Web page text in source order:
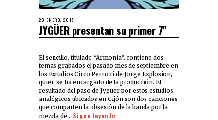
20 ENERO, 2015
JYGÜER presentan su primer 7″
El sencillo, titulado “Armonía”, contiene dos
temas grabados el pasado mes de septiembre en
los Estudios Circo Perrotti de Jorge Explosion,
quien se ha encargado de la producción. El
resultado del paso de Jygüer por estos estudios
analógicos ubicados en Gijón son dos canciones
que comparten la obsesión de la banda por la
mezcla de… Sigue leyendo